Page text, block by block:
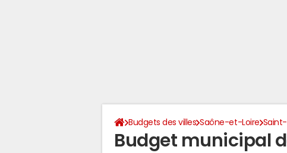
Budgets des villes Saône-et-Loire
Budget municipal